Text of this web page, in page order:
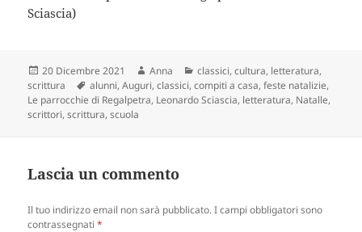
Sciascia)
Scritto
il
20 Dicembre 2021 Autore
Anna Categorie
classici,cultura, letteratura,
scrittura
Tag
alunni,Auguri,classici,compiti a casa,feste natalizie,
Le parrocchie di Regalpetra, Leonardo Sciascia, letteratura, Natalle,
scrittori,scrittura,scuola
Lascia un commento
Il tuo indirizzo email non sarà pubblicato. I campi obbligatori sono
contrassegnati*